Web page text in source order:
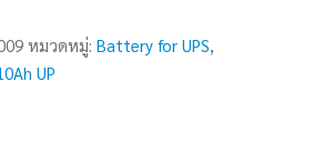
หมวดหมู่:Battery for UPS
UP